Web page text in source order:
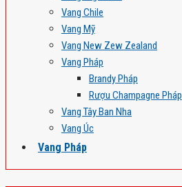
Vang Chile
Vang Mỹ
Vang New Zew Zealand
Vang Pháp
Brandy Pháp
Rượu Champagne Pháp
Vang Tây Ban Nha
Vang Úc
Vang Pháp